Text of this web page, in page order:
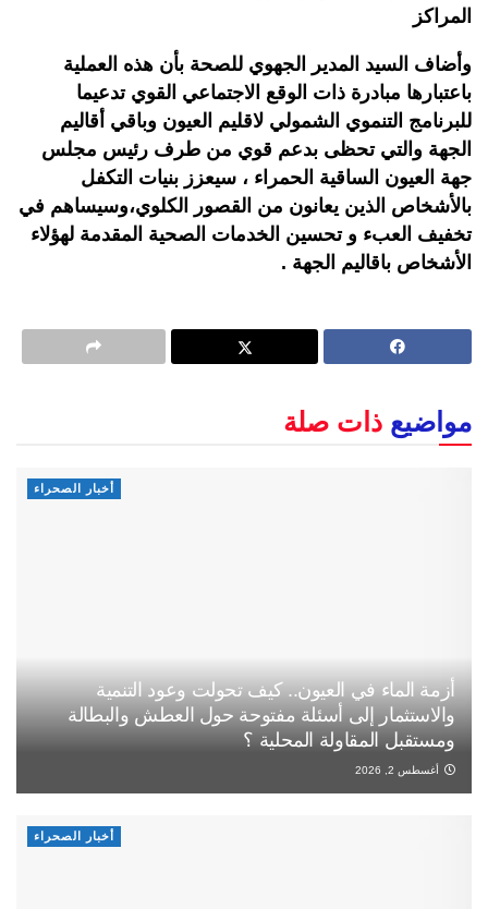
المراكز
وأضاف السيد المدير الجهوي للصحة بأن هذه العملية
باعتبارها مبادرة ذات الوقع الاجتماعي القوي تدعيما
للبرنامج التنموي الشمولي لاقليم العيون وباقي أقاليم
الجهة والتي تحظى بدعم قوي من طرف رئيس مجلس
جهة العيون الساقية الحمراء ، سيعزز بنيات التكفل
بالأشخاص الذين يعانون من القصور الكلوي،وسيساهم في
تخفيف العبء و تحسين الخدمات الصحية المقدمة لهؤلاء
الأشخاص باقاليم الجهة .
مواضيع ذات صلة
أخبار الصحراء
أزمة الماء في العيون.. كيف تحولت وعود التنمية
والاستثمار إلى أسئلة مفتوحة حول العطش والبطالة
ومستقبل المقاولة المحلية ؟
أغسطس 2, 2026
أخبار الصحراء